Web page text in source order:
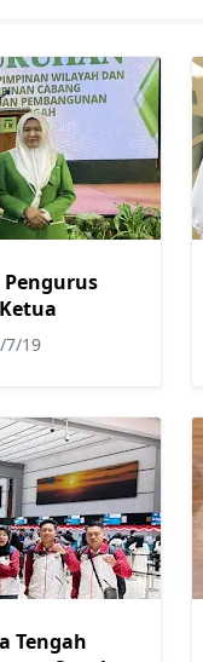
Pengurus
7/19
Tengah